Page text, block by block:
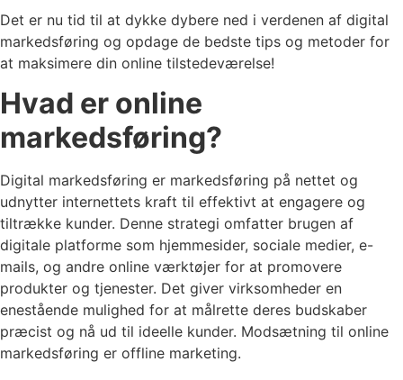
Det er nu tid til at dykke dybere ned i verdenen af digital
markedsføring og opdage de bedste tips og metoder for
at maksimere din online tilstedeværelse!
Hvad er online
markedsføring?
Digital markedsføring er markedsføring på nettet og
udnytter internettets kraft til effektivt at engagere og
tiltrække kunder. Denne strategi omfatter brugen af
digitale platforme som hjemmesider, sociale medier, e-
mails, og andre online værktøjer for at promovere
produkter og tjenester. Det giver virksomheder en
enestående mulighed for at målrette deres budskaber
præcist og nå ud til ideelle kunder. Modsætning til online
markedsføring er offline marketing.